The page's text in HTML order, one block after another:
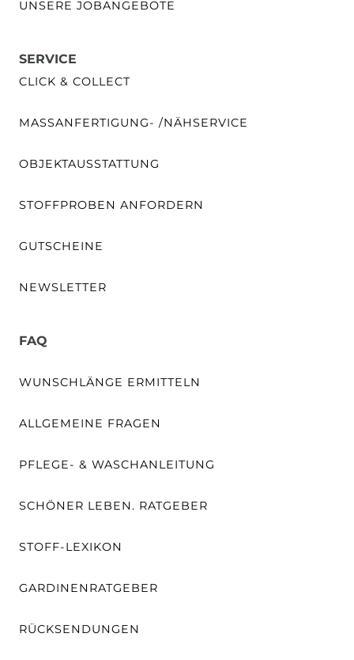
UNSERE JOBANGEBOTE
SERVICE
CLICK & COLLECT
MASSANFERTIGUNG- /NÄHSERVICE
OBJEKTAUSSTATTUNG
STOFFPROBEN ANFORDERN
GUTSCHEINE
NEWSLETTER
FAQ
WUNSCHLÄNGE ERMITTELN
ALLGEMEINE FRAGEN
PFLEGE- & WASCHANLEITUNG
SCHÖNER LEBEN. RATGEBER
STOFF-LEXIKON
GARDINENRATGEBER
RÜCKSENDUNGEN